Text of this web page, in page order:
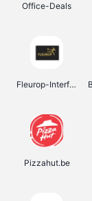
Office-Deals
Fleurop-Interflora
Pizzahut.be